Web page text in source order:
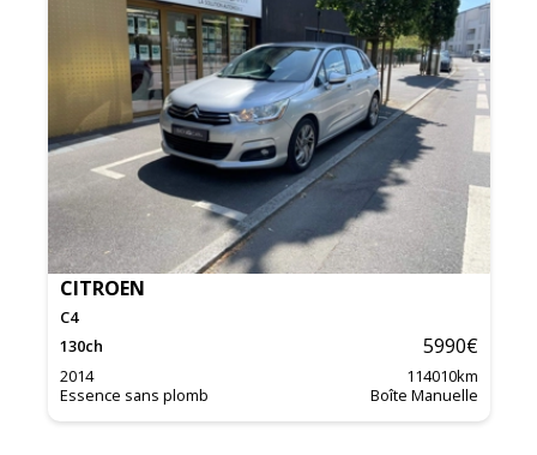
CITROEN
C4
130ch 5990€
2014 114010km
Essence sans plomb
Boîte Manuelle